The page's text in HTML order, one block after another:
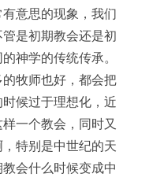
意思的现象，我们
是初期教会还是初
神学的传统传承。
牧师也好，都会把
候过于理想化，近
一个教会，同时又
特别是中世纪的天
会什么时候变成中